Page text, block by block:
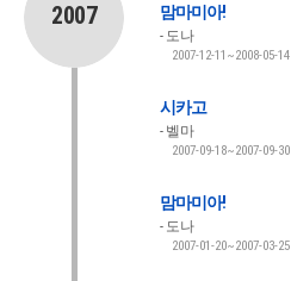
2007 맘마미아!
도나
2007-12-11~2008-05-14
시카고
벨마
2007-09-18~2007-09-30
맘마미아!
도나
2007-01-20~2007-03-25